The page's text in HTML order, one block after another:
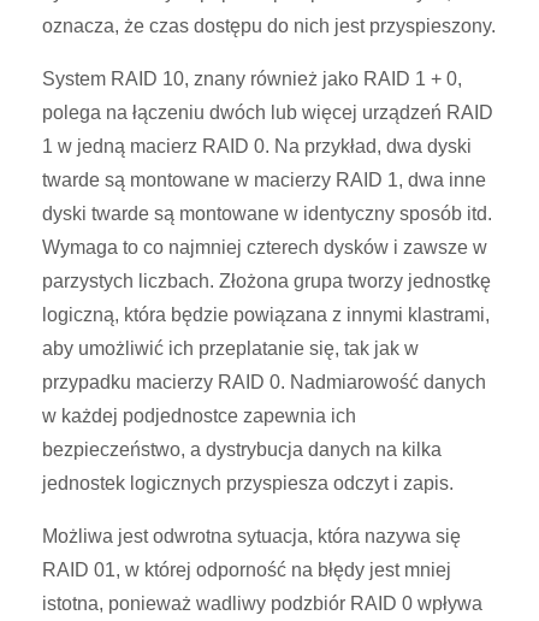
oznacza, że czas dostępu do nich jest przyspieszony.
System RAID 10, znany również jako RAID 1 + 0,
polega na łączeniu dwóch lub więcej urządzeń RAID
1 w jedną macierz RAID 0. Na przykład, dwa dyski
twarde są montowane w macierzy RAID 1, dwa inne
dyski twarde są montowane w identyczny sposób itd.
Wymaga to co najmniej czterech dysków i zawsze w
parzystych liczbach. Złożona grupa tworzy jednostkę
logiczną, która będzie powiązana z innymi klastrami,
aby umożliwić ich przeplatanie się, tak jak w
przypadku macierzy RAID 0. Nadmiarowość danych
w każdej podjednostce zapewnia ich
bezpieczeństwo, a dystrybucja danych na kilka
jednostek logicznych przyspiesza odczyt i zapis.
Możliwa jest odwrotna sytuacja, która nazywa się
RAID 01, w której odporność na błędy jest mniej
istotna, ponieważ wadliwy podzbiór RAID 0 wpływa